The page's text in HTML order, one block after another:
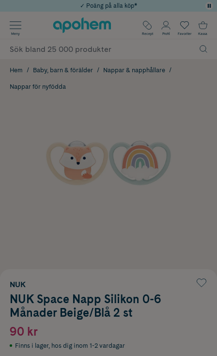
Årets Butik 2025 inom Skönhet
Använd kod: SOMMAR20 för 20% över 649kr
✓ Rådgivning från farmaceuter & hudterapeuter
✓ Poäng på alla köp*
Meny Recept Profil Favoriter Kassa
Hem Baby, barn & förälder Nappar & napphållare
Nappar för nyfödda
NUK
NUK Space Napp Silikon 0-6
Månader Beige/Blå 2 st
90 kr
Finns i lager, hos dig inom 1-2 vardagar